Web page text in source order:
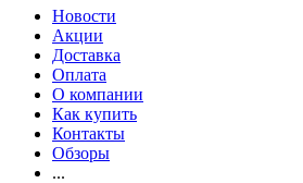
Новости
Акции
Доставка
Оплата
О компании
Как купить
Контакты
Обзоры
...